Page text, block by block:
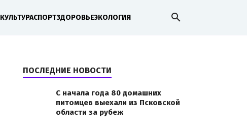
КУЛЬТУРАСПОРТЗДОРОВЬЕЭКОЛОГИЯ search
ПОСЛЕДНИЕ НОВОСТИ
С начала года 80 домашних
питомцев выехали из Псковской
области за рубеж